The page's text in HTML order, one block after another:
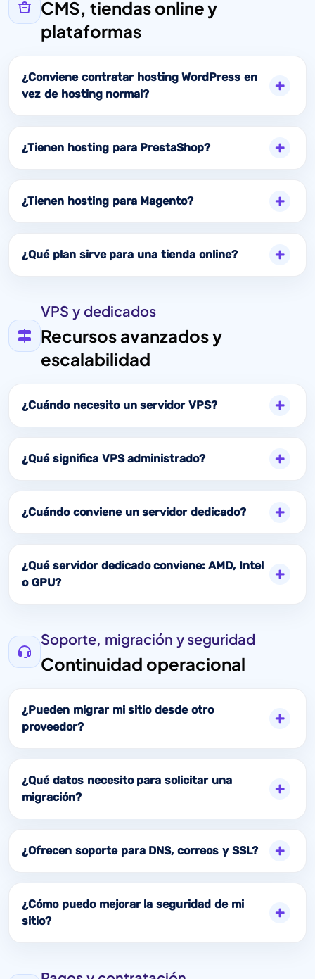
CMS, tiendas online y
plataformas
¿Conviene contratar hosting WordPress en
vez de hosting normal?
¿Tienen hosting para PrestaShop?
¿Tienen hosting para Magento?
¿Qué plan sirve para una tienda online?
VPS y dedicados
Recursos avanzados y
escalabilidad
¿Cuándo necesito un servidor VPS?
¿Qué significa VPS administrado?
¿Cuándo conviene un servidor dedicado?
¿Qué servidor dedicado conviene: AMD, Intel
o GPU?
Soporte, migración y seguridad
Continuidad operacional
¿Pueden migrar mi sitio desde otro
proveedor?
¿Qué datos necesito para solicitar una
migración?
¿Ofrecen soporte para DNS, correos y SSL?
¿Cómo puedo mejorar la seguridad de mi
sitio?